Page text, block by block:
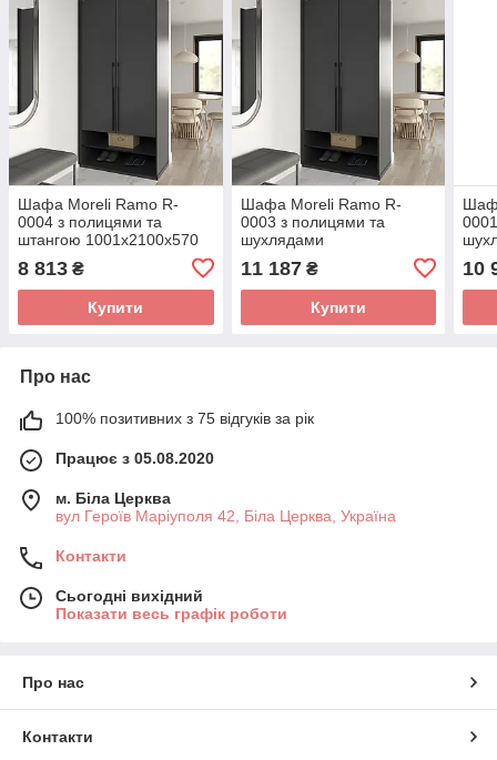
Шафа Moreli Ramo R-
0004 з полицями та
штангою 1001x2100x570
8 813 ₴
Купити
Шафа Moreli Ramo R-
0003 з полицями та
шухлядами
Антрацит
11 187₴
Купити
10
Про нас
100% позитивних з 75 відгуків за рік
Працює з 05.08.2020
м. Біла Церква
вул Героїв Маріуполя 42, Біла Церква, Україна
Контакти
Сьогодні вихідний
Показати весь графік роботи
Про нас
Контакти